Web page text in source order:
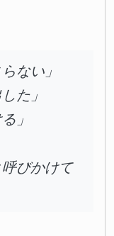
ない」
た」
」
呼びかけて